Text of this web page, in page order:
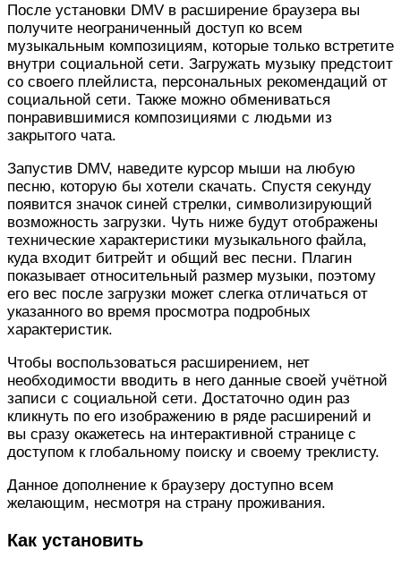
После установки DMV в расширение браузера вы
получите неограниченный доступ ко всем
музыкальным композициям, которые только встретите
внутри социальной сети. Загружать музыку предстоит
со своего плейлиста, персональных рекомендаций от
социальной сети. Также можно обмениваться
понравившимися композициями с людьми из
закрытого чата.
Запустив DMV, наведите курсор мыши на любую
песню, которую бы хотели скачать. Спустя секунду
появится значок синей стрелки, символизирующий
возможность загрузки. Чуть ниже будут отображены
технические характеристики музыкального файла,
куда входит битрейт и общий вес песни. Плагин
показывает относительный размер музыки, поэтому
его вес после загрузки может слегка отличаться от
указанного во время просмотра подробных
характеристик.
Чтобы воспользоваться расширением, нет
необходимости вводить в него данные своей учётной
записи с социальной сети. Достаточно один раз
кликнуть по его изображению в ряде расширений и
вы сразу окажетесь на интерактивной странице с
доступом к глобальному поиску и своему треклисту.
Данное дополнение к браузеру доступно всем
желающим, несмотря на страну проживания.
Как установить